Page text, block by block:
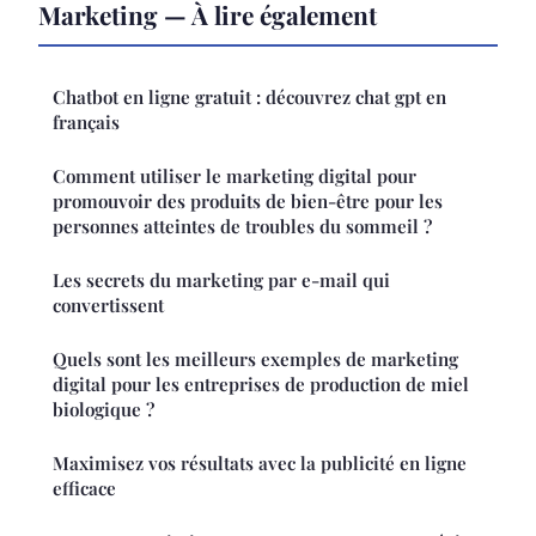
Marketing — À lire également
Chatbot en ligne gratuit : découvrez chat gpt en
français
Comment utiliser le marketing digital pour
promouvoir des produits de bien-être pour les
personnes atteintes de troubles du sommeil ?
Les secrets du marketing par e-mail qui
convertissent
Quels sont les meilleurs exemples de marketing
digital pour les entreprises de production de miel
biologique ?
Maximisez vos résultats avec la publicité en ligne
efficace